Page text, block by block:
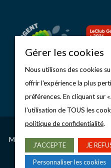
Copyright ©
Mentions légales–Politique de
CONCEPTION
Gérer les cookies
Nous utilisons des cookies
offrir l'expérience la plus
préférences. En cliquant sur
l'utilisation de TOUS les
politique de confidentialité.
J'ACCEPTE JE
Personnaliser les cookies